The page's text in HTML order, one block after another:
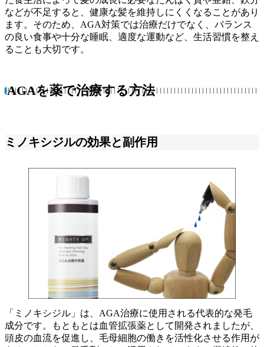
などが不足すると、健康な髪を維持しにくくなることがあり
ます。そのため、AGA対策では治療だけでなく、バランス
の良い食事や十分な睡眠、適度な運動など、生活習慣を整え
ることも大切です。
AGAを薬で治療する方法
ミノキシジルの効果と副作用
「ミノキシジル」は、AGA治療に使用される代表的な発毛
成分です。もともとは血管拡張薬として開発されましたが、
頭皮の血流を促進し、毛母細胞の働きを活性化させる作用が